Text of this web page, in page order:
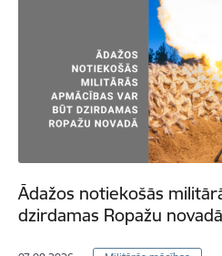
Ādažos notiekošās
dzirdamas Ropažu novadā